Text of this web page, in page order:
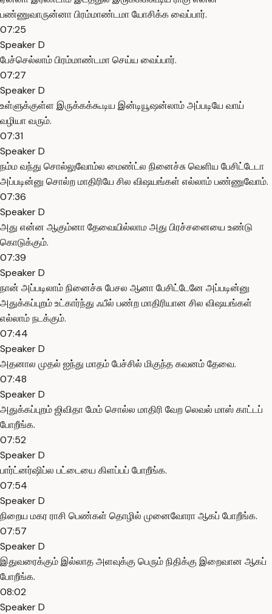
பண்ணுவாருன்னா பிரம்மாண்டமா யோசிக்க வைப்பார்.
07:25
Speaker D
பேச்செல்லாம் பிரம்மாண்டமா செய்ய வைப்பார்.
07:27
Speaker D
உள்ளுக்குள்ள இருக்கக்கூடிய இன்டியூஷன்லாம் அப்படியே வாய்
வழியா வரும்.
07:31
Speaker D
நம்ம வந்து சொல்லுவோம்ல மைண்ட்ல நினைச்சு வெளிய பேசிட்டேடா
அப்படின்னு சொல்ற மாதிரியே சில விஷயங்கள் எல்லாம் பண்ணுவோம்.
07:36
Speaker D
அது என்ன ஆகும்னா தேவையில்லாம அது பிரச்சனையை உண்டு
கொடுக்கும்.
07:39
Speaker D
நான் அப்படிலாம் நினைச்சு பேசல ஆனா பேசிட்டேனே அப்படின்னு
அதுக்கப்புறம் உட்கார்ந்து ஃபீல் பண்ற மாதிரியான சில விஷயங்கள்
எல்லாம் நடக்கும்.
07:44
Speaker D
அதனால முதல் ஐந்து மாதம் பேச்சில் மிகுந்த கவனம் தேவை.
07:48
Speaker D
அதுக்கப்புறம் ஜிவிதா மேம் சொல்ல மாதிரி வேற லெவல் மாஸ் காட்டப்
போறீங்க.
07:52
Speaker D
பார்ட்னர்ஷிப்ல பட்டையை கிளப்பப் போறீங்க.
07:54
Speaker D
நிறைய மகர ராசி பெண்கள் தொழில் முனைவோரா ஆகப் போறீங்க.
07:57
Speaker D
இதுவரைக்கும் இல்லாத அளவுக்கு பெரும் நிதிக்கு இறைவான ஆகப்
போறீங்க.
08:02
Speaker D